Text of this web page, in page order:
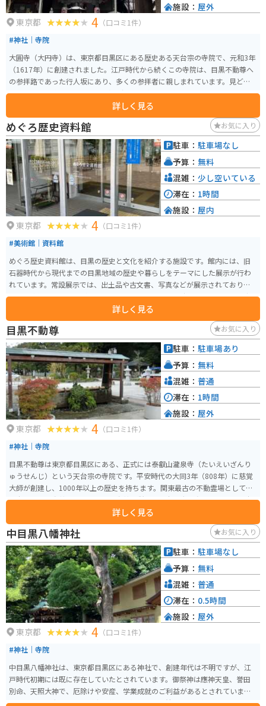
東京都 4 （口コミ1件）
#神社｜寺院
大圓寺（大円寺）は、東京都目黒区にある歴史ある天台宗の寺院で、元和3年
（1617年）に創建されました。江戸時代から続くこの寺院は、目黒不動尊へ
の参拝路であった行人坂にあり、多くの参拝者に親しまれています。見どこ
ろの一つは、約500体の石仏や釈迦如来像が並ぶ境内です。これらの仏像は、
江戸時代から現代に至るまでの多くの信仰者によって寄進されました。 ま
た、江戸三大大黒天の一つである「目黒大黒天」を祀っており、開運出世や
商売繁盛のご利益があるとされています。特に注目すべきは、「とろけ地
蔵」という名の石仏です。この地蔵は、悩み事解消や病気平癒にご利益があ
ると信じられており、多くの参拝者が訪れます。また、境内には「金箔薬師
如来像」があり、体の悪い部分に金箔を貼り付けることで病気平癒を祈願す
ることができます。
詳しく見る
施設： 屋外
めぐろ歴史資料館 お気に入り
東京都 4 （口コミ1件）
#美術館｜資料館
めぐろ歴史資料館は、目黒の歴史と文化を紹介する施設です。館内には、旧
石器時代から現代までの目黒地域の歴史や暮らしをテーマにした展示が行わ
れています。常設展示では、出土品や古文書、写真などが展示されており、
地域の変遷を学ぶことができます。特に、目黒の江戸時代の風景や産業、生
活様式を再現したジオラマや模型が見どころです。 また、企画展示スペース
では、定期的に特別展やテーマ展が開催され、様々な視点から目黒の歴史を
掘り下げています。資料館はコンパクトながらも充実した展示内容で、楽し
めます。入館料は無料で、観光や散策の合間に気軽に立ち寄ることができま
す。近くには中目黒駅や目黒川もあり、アクセスも良好です。
詳しく見る
駐車： 駐車場なし
予算： 無料
混雑： 少し空いている
滞在： 1時間
施設： 屋内
目黒不動尊 お気に入り
東京都 4 （口コミ1件）
#神社｜寺院
目黒不動尊は東京都目黒区にある、正式には泰叡山瀧泉寺（たいえいざんり
ゅうせんじ）という天台宗の寺院です。平安時代の大同3年（808年）に慈覚
大師が創建し、1000年以上の歴史を持ちます。関東最古の不動霊場として、
熊本の木原不動尊、千葉の成田不動尊と併せて日本三大不動の一つです。 本
尊は不動明王像で、古くから「目黒不動」として親しまれています。江戸時
代には徳川家康が寺社奉行に命じて江戸五色不動の一つに指定しました。境
内には豊かな自然が広がり、春の桜や秋の紅葉など四季折々の美しさを堪能
できます。目黒のパワースポットとして、遠方からも多くの人が足を運ぶスポ
ットです。
詳しく見る
駐車： 駐車場あり
予算： 無料
混雑： 普通
滞在： 1時間
施設： 屋外
中目黒八幡神社 お気に入り
東京都 4 （口コミ1件）
#神社｜寺院
中目黒八幡神社は、東京都目黒区にある神社で、創建年代は不明ですが、江
戸時代初期には既に存在していたとされています。御祭神は應神天皇、誉田
別命、天照大神で、厄除けや安産、学業成就のご利益があるとされていま
す。境内には大きな木々が生い茂り、静かで落ち着いた雰囲気があります。
駐車： 駐車場なし
予算： 無料
混雑： 普通
滞在： 0.5時間
施設： 屋外